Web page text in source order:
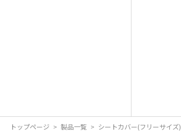
トップページ 製品一覧 シートカバー(フリーサイズ)